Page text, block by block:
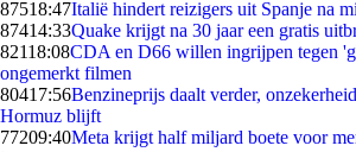
87518:47Italië hindert reizigers uit Spanje na
87414:33Quake krijgt na 30 jaar een gratis
82118:08CDA en D66 willen ingrijpen tegen
ongemerkt filmen
80417:56Benzineprijs daalt verder,
Hormuz blijft
77209:40Meta krijgt half miljard boete voor